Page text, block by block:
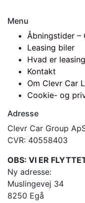
Menu
Åbningstider –
Leasing biler
Hvad er
Kontakt
Om Clevr Car
Cookie- og
Adresse
Clevr Car Group
CVR: 40558403
OBS: VI ER
Ny adresse:
Muslingevej 34
8250 Egå